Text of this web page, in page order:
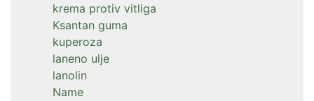
krema protiv vitliga
Ksantan guma
kuperoza
laneno ulje
lanolin
Name